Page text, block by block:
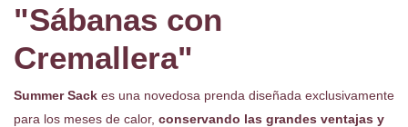
"Sábanas con
Cremallera"
Summer Sack es una novedosa prenda diseñada exclusivamente
para los meses de calor, conservando las grandes ventajas y